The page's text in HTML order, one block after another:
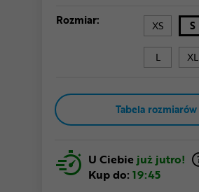
Rozmiar: XS S
L XL
Tabela rozmiarów
U Ciebie już jutro!
Kup do: 19:45